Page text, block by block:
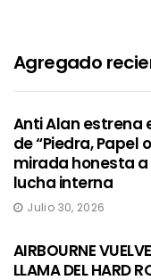
Agregado
Anti Alan estrena
de “Piedra, Papel
mirada honesta
lucha interna
Julio 30, 2026
AIRBOURNE
LLAMA DEL HARD